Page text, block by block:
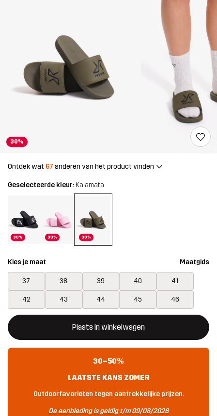
30%
Ontdek wat 67 anderen van het product vinden
Geselecteerde kleur: Kalamata
30% 30% 30%
Kies je maat Maatgids
37 38 39 40 41
42 43 44 45 46
Plaats in winkelwagen
Deze knop opent een modal met de bevestiging van een
{{size}} niet beschikbaar
30–50%
LAATSTE KANS ZOMER
Outdoorfavorieten tegen aantrekkelijke prijzen.
De aanbieding is geldig t/m 09/08/2026